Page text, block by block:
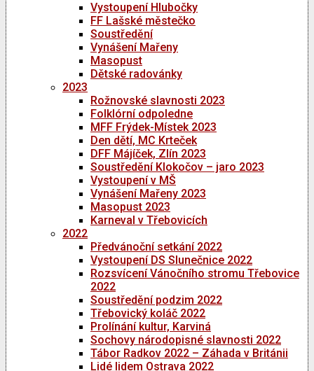
Vystoupení Hlubočky
FF Lašské městečko
Soustředění
Vynášení Mařeny
Masopust
Dětské radovánky
2023
Rožnovské slavnosti 2023
Folklórní odpoledne
MFF Frýdek-Místek 2023
Den dětí, MC Krteček
DFF Májíček, Zlín 2023
Soustředění Klokočov – jaro 2023
Vystoupení v MŠ
Vynášení Mařeny 2023
Masopust 2023
Karneval v Třebovicích
2022
Předvánoční setkání 2022
Vystoupení DS Slunečnice 2022
Rozsvícení Vánočního stromu Třebovice
2022
Soustředění podzim 2022
Třebovický koláč 2022
Prolínání kultur, Karviná
Sochovy národopisné slavnosti 2022
Tábor Radkov 2022 – Záhada v Británii
Lidé lidem Ostrava 2022